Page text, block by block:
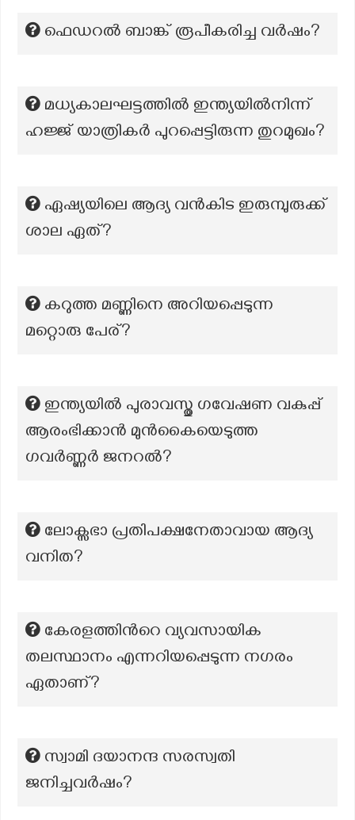
ഫെഡറൽ ബാങ്ക് രൂപീകരിച്ച വർഷം?
മധ്യകാലഘട്ടത്തിൽ ഇന്ത്യയിൽനിന്ന്
ഹജ്ജ് യാത്രികർ പുറപ്പെട്ടിരുന്ന തുറമുഖം?
ഏഷ്യയിലെ ആദ്യ വൻകിട ഇരുമ്പുരുക്ക്
ശാല ഏത്?
കറുത്ത മണ്ണിനെ അറിയപ്പെടുന്ന
മറ്റൊരു പേര്?
ഇന്ത്യയിൽ പുരാവസ്തു ഗവേഷണ വകുപ്പ്
ആരംഭിക്കാൻ മുൻകൈയെടുത്ത
ഗവർണ്ണർ ജനറൽ?
ലോക്സഭാ പ്രതിപക്ഷനേതാവായ ആദ്യ
വനിത?
കേരളത്തിൻറെ വ്യവസായിക
തലസ്ഥാനം എന്നറിയപ്പെടുന്ന നഗരം
ഏതാണ്?
സ്വാമി ദയാനന്ദ സരസ്വതി
ജനിച്ചവർഷം?